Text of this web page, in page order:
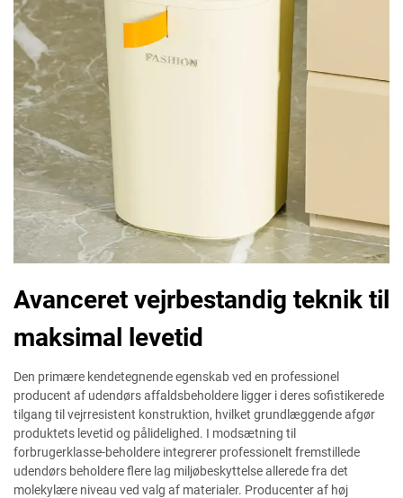
Avanceret vejrbestandig teknik til
maksimal levetid
Den primære kendetegnende egenskab ved en professionel
producent af udendørs affaldsbeholdere ligger i deres sofistikerede
tilgang til vejrresistent konstruktion, hvilket grundlæggende afgør
produktets levetid og pålidelighed. I modsætning til
forbrugerklasse-beholdere integrerer professionelt fremstillede
udendørs beholdere flere lag miljøbeskyttelse allerede fra det
molekylære niveau ved valg af materialer. Producenter af høj